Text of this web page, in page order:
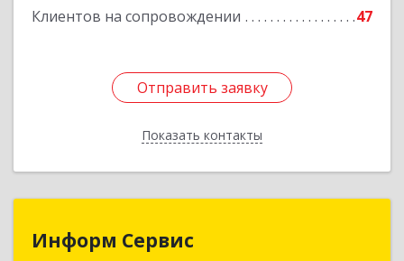
Клиентов на сопровождении 47
Отправить заявку
Показать контакты
Подробнее
Отправить заявку
Назад
Информ Сервис